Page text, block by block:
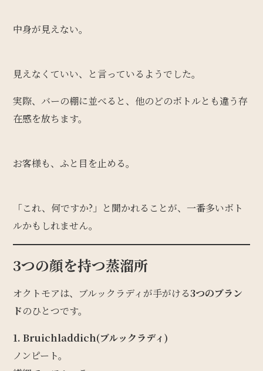
中身が見えない。
見えなくていい、と言っているようでした。
実際、バーの棚に並べると、他のどのボトルとも違う存
在感を放ちます。
お客様も、ふと目を止める。
「これ、何ですか?」と聞かれることが、一番多いボト
ルかもしれません。
3つの顔を持つ蒸溜所
オクトモアは、ブルックラディが手がける3つのブラン
ドのひとつです。
1. Bruichladdich(ブルックラディ)
ノンピート。